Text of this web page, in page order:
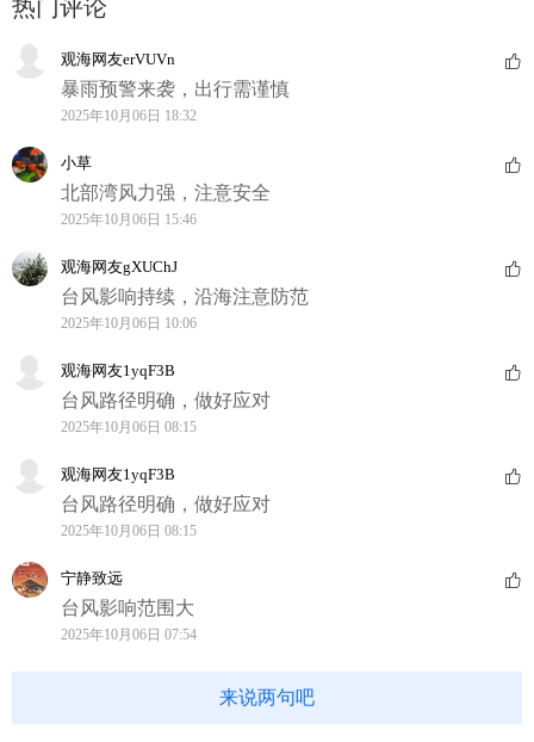
热门评论
观海网友erVUVn
暴雨预警来袭，出行需谨慎
2025年10月06日 18:32
小草
北部湾风力强，注意安全
2025年10月06日 15:46
观海网友gXUChJ
台风影响持续，沿海注意防范
2025年10月06日 10:06
观海网友1yqF3B
台风路径明确，做好应对
2025年10月06日 08:15
观海网友1yqF3B
台风路径明确，做好应对
2025年10月06日 08:15
宁静致远
台风影响范围大
2025年10月06日 07:54
来说两句吧